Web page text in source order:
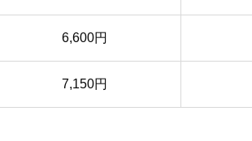
6,600円
7,150円